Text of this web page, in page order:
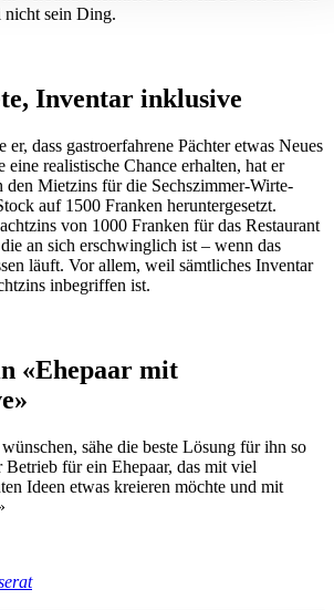
auf unsere Website zu analysieren.
weiter. Unsere Partner führen diese
haben oder die sie im Rahmen
gesammelt haben.
nicht sein Ding.
Inventar inklusive
dass gastroerfahrene Pächter etwas Neues
eine realistische Chance erhalten, hat er
den Mietzins für die Sechszimmer-Wirte-
auf 1500 Franken heruntergesetzt.
von 1000 Franken für das Restaurant
an sich erschwinglich ist – wenn das
läuft. Vor allem, weil sämtliches Inventar
inbegriffen ist.
«Ehepaar mit
sähe die beste Lösung für ihn so
Betrieb für ein Ehepaar, das mit viel
Ideen etwas kreieren möchte und mit